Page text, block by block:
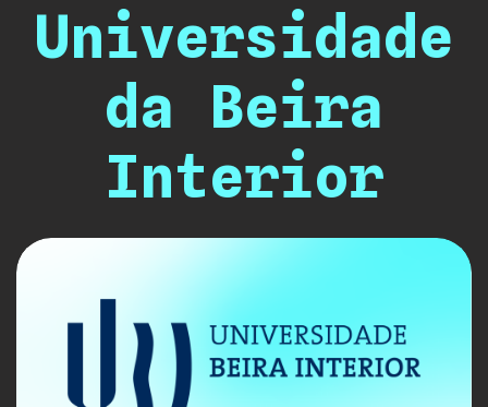
Universidade
da Beira
Interior